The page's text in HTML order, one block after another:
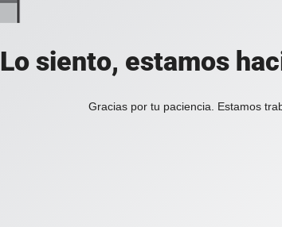
Lo siento, estamos
Gracias por tu paciencia. Estamos